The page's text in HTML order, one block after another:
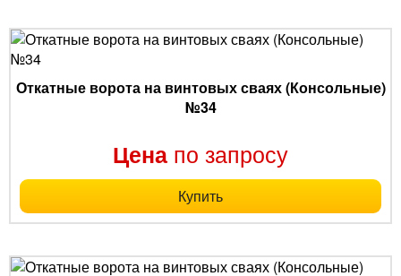
Откатные ворота на винтовых сваях (Консольные)
№34
Цена по запросу
Купить